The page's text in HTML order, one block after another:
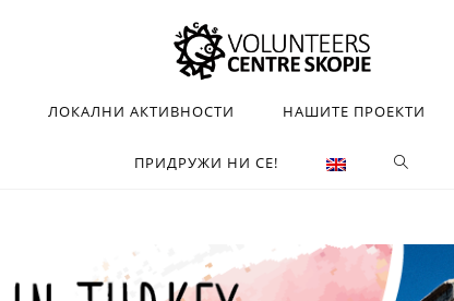
ЛОКАЛНИ АКТИВНОСТИ НАШИТЕ ПРОЕКТИ
ПРИДРУЖИ НИ СЕ!